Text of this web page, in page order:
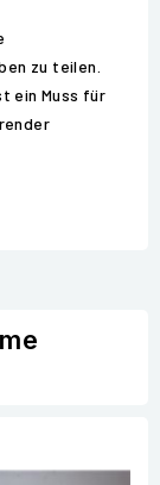
zu teilen.
ein Muss für